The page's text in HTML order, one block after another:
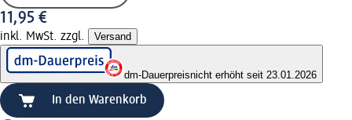
11,95 €
inkl. MwSt. zzgl. Versand
dm-Dauerpreisnicht erhöht seit 23.01.2026
In den Warenkorb